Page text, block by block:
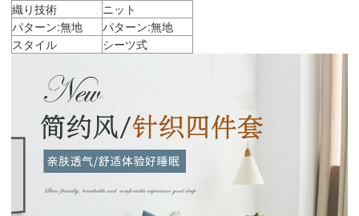
織り技術
ニット
パターン:無地
パターン:無地
スタイル
シーツ式